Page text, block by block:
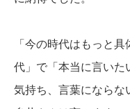
「今の時代はもっと
代」で 「本当に言い
気持ち、 言葉にならな